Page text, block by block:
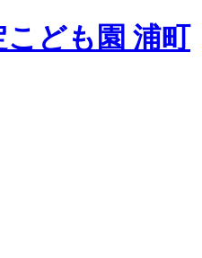
ども園 浦町